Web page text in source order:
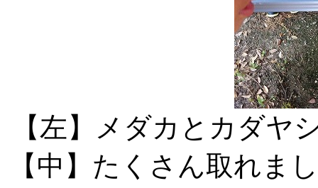
【左】メダカ
【中】たくさ